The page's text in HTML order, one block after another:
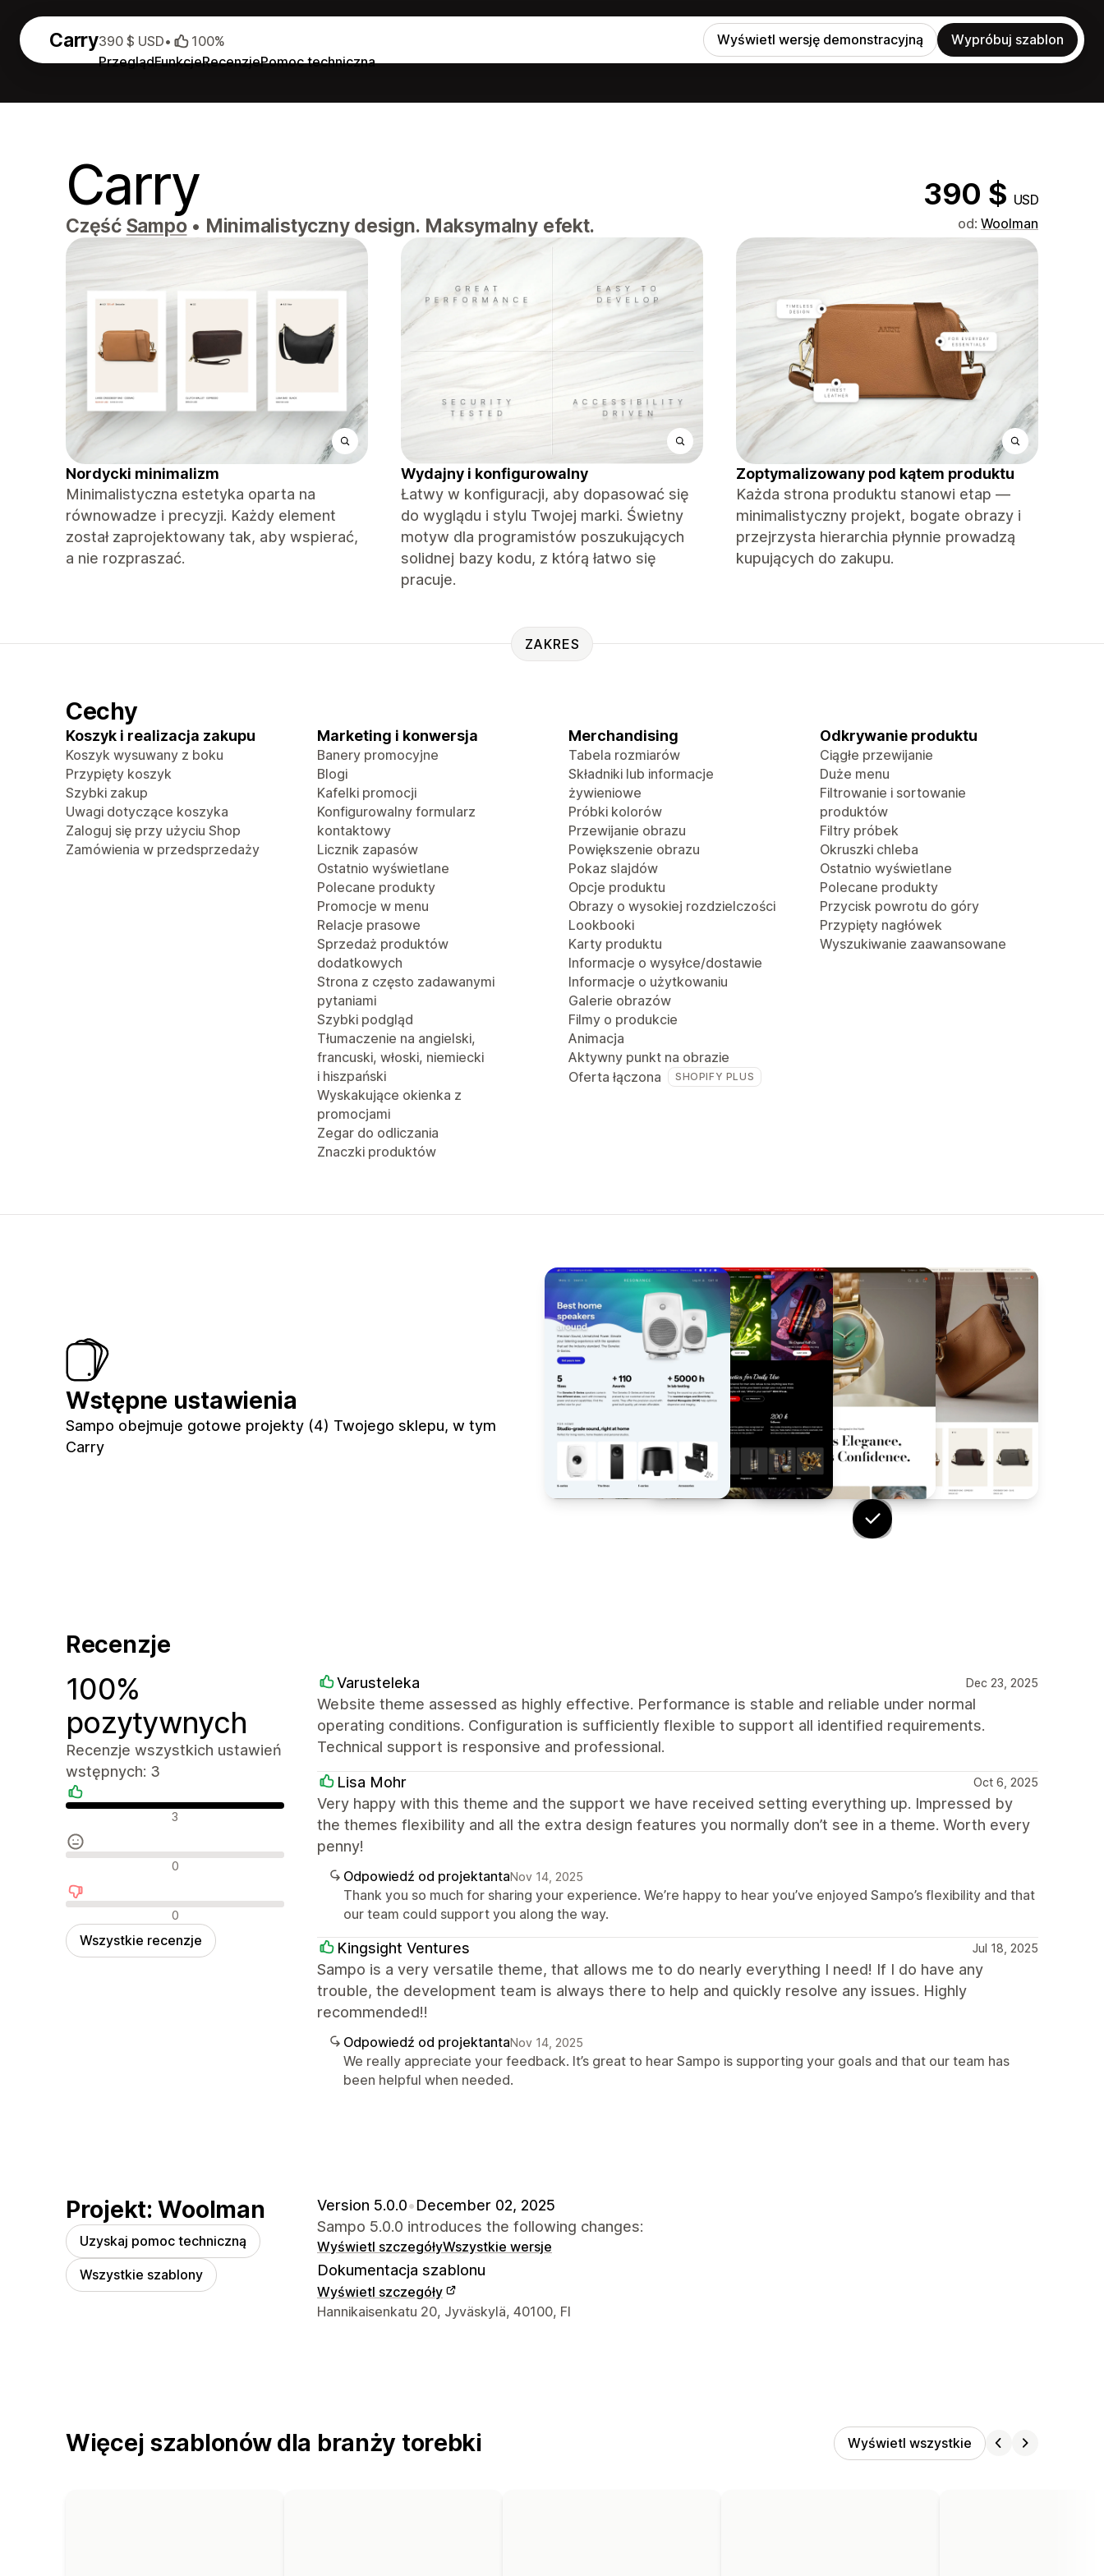
Carry
PrzeglądFunkcjeRecenzjePomoc techniczna
390 $ USD• 100% Wyświetl wersję demonstracyjną Wypróbuj szablon
Carry 390 $ USD
Część Sampo • Minimalistyczny design. Maksymalny efekt. od: Woolman
Nordycki minimalizm
Minimalistyczna estetyka oparta na
równowadze i precyzji. Każdy element
został zaprojektowany tak, aby wspierać,
a nie rozpraszać.
Wydajny i konfigurowalny
Łatwy w konfiguracji, aby dopasować się
do wyglądu i stylu Twojej marki. Świetny
motyw dla programistów poszukujących
solidnej bazy kodu, z którą łatwo się
pracuje.
Zoptymalizowany pod kątem produktu
Każda strona produktu stanowi etap —
minimalistyczny projekt, bogate obrazy i
przejrzysta hierarchia płynnie prowadzą
kupujących do zakupu.
ZAKRES
Cechy
Koszyk i realizacja zakupu
Koszyk wysuwany z boku
Przypięty koszyk
Szybki zakup
Uwagi dotyczące koszyka
Zaloguj się przy użyciu Shop
Zamówienia w przedsprzedaży
Marketing i konwersja
Banery promocyjne
Blogi
Kafelki promocji
Konfigurowalny formularz
kontaktowy
Licznik zapasów
Ostatnio wyświetlane
Polecane produkty
Promocje w menu
Relacje prasowe
Sprzedaż produktów
dodatkowych
Strona z często zadawanymi
pytaniami
Szybki podgląd
Tłumaczenie na angielski,
francuski, włoski, niemiecki
i hiszpański
Wyskakujące okienka z
promocjami
Zegar do odliczania
Znaczki produktów
Merchandising
Tabela rozmiarów
Składniki lub informacje
żywieniowe
Próbki kolorów
Przewijanie obrazu
Powiększenie obrazu
Pokaz slajdów
Opcje produktu
Obrazy o wysokiej rozdzielczości
Lookbooki
Karty produktu
Informacje o wysyłce/dostawie
Informacje o użytkowaniu
Galerie obrazów
Filmy o produkcie
Animacja
Aktywny punkt na obrazie
Oferta łączona
SHOPIFY PLUS
Odkrywanie produktu
Ciągłe przewijanie
Duże menu
Filtrowanie i sortowanie
produktów
Filtry próbek
Okruszki chleba
Ostatnio wyświetlane
Polecane produkty
Przycisk powrotu do góry
Przypięty nagłówek
Wyszukiwanie zaawansowane
Wstępne ustawienia
Sampo obejmuje gotowe projekty (4) Twojego sklepu, w tym
Carry
Recenzje
100%
pozytywnych
Recenzje wszystkich ustawień
wstępnych: 3
Pozytywne recenzje
3
Neutralne recenzje
0
Negatywne recenzje
0
Wszystkie recenzje
Varusteleka Dec 23, 2025
Website theme assessed as highly effective. Performance is stable and reliable under normal
operating conditions. Configuration is sufficiently flexible to support all identified requirements.
Technical support is responsive and professional.
Lisa Mohr Oct 6, 2025
Very happy with this theme and the support we have received setting everything up. Impressed by
the themes flexibility and all the extra design features you normally don’t see in a theme. Worth every
penny!
Odpowiedź od projektantaNov 14, 2025
Thank you so much for sharing your experience. We’re happy to hear you’ve enjoyed Sampo’s flexibility and that
our team could support you along the way.
Kingsight Ventures Jul 18, 2025
Sampo is a very versatile theme, that allows me to do nearly everything I need! If I do have any
trouble, the development team is always there to help and quickly resolve any issues. Highly
recommended!!
Odpowiedź od projektantaNov 14, 2025
We really appreciate your feedback. It’s great to hear Sampo is supporting your goals and that our team has
been helpful when needed.
Projekt: Woolman
Uzyskaj pomoc techniczną
Wszystkie szablony
Version 5.0.0•December 02, 2025
Sampo 5.0.0 introduces the following changes:
Wyświetl szczegółyWszystkie wersje
Dokumentacja szablonu
Wyświetl szczegóły
Dane kontaktowe projektanta
Hannikaisenkatu 20, Jyväskylä, 40100, FI
Więcej szablonów dla branży torebki Wyświetl wszystkie